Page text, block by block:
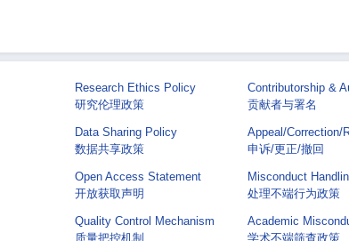
Research Ethics Policy
研究伦理政策
Contributorship &
贡献者与署名
Data Sharing Policy
数据共享政策
Appeal/Correction/
申诉/更正/撤回
Open Access Statement
开放获取声明
Misconduct
处理不端行为政策
Quality Control Mechanism
质量把控机制
Academic
学术不端筛查政策